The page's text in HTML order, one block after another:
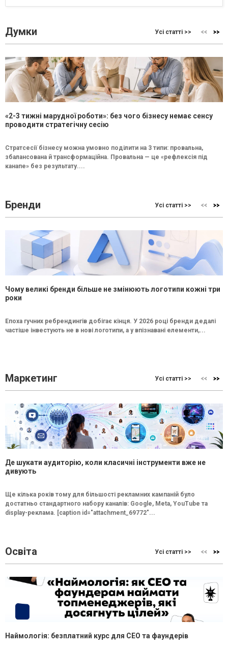
Думки Усі статті >>
«2-3 тижні марудної роботи»: без чого бізнесу немає сенсу
проводити стратегічну сесію
Стратсесії бізнесу можна умовно поділити на 3 типи: провальна,
збалансована й трансформаційна. Провальна — це «рефлексія під
канапе» без результату....
Бренди Усі статті >>
Чому великі бренди більше не змінюють логотипи кожні три
роки
Епоха гучних ребрендингів добігає кінця. У 2026 році бренди дедалі
частіше інвестують не в нові логотипи, а у впізнавані елементи,...
Маркетинг Усі статті >>
Де шукати аудиторію, коли класичні інструменти вже не
дивують
Ще кілька років тому для більшості рекламних кампаній було
достатньо стандартного набору каналів: Google, Meta, YouTube та
display-реклама. [caption id="attachment_69772"...
Освіта Усі статті >>
Наймологія: безплатний курс для CEO та фаундерів